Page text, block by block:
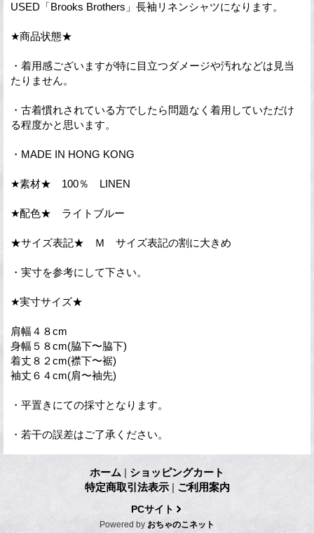
USED「Brooks Brothers」長袖リネンシャツになります。
★商品状態★
・着用感ございますが特に目立つダメージや汚れなどは見当
たりません。
・古着慣れされている方でしたら問題なく着用していただけ
る程度かと思います。
・MADE IN HONG KONG
★素材★ 100％ LINEN
★配色★ ライトブルー
★サイズ表記★ Ｍ サイズ表記の割に大きめ
・実寸を参考にして下さい。
★実寸サイズ★
肩幅４８cm
身幅５８cm(脇下〜脇下)
着丈８２cm(襟下〜裾)
袖丈６４cm(肩〜袖先)
・平置きにての採寸となります。
・若干の誤差はご了承ください。
ホーム | ショッピングカート
特定商取引法表示 | ご利用案内
PCサイト
Powered by おちゃのこネット